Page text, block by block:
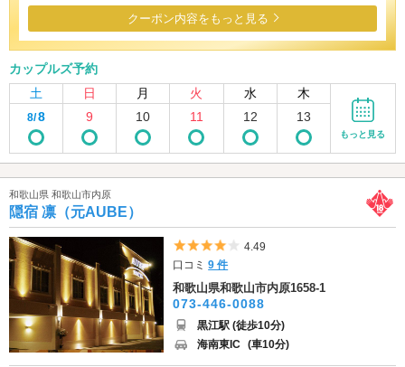
クーポン内容をもっと見る
カップルズ予約
土
日 月 火 水 木
8/8 9 10 11 12 13
もっと見る
和歌山県 和歌山市内原
隠宿 凛（元AUBE）
5つ星のうち4
4.49
口コミ9 件
和歌山県和歌山市内原1658-1
073-446-0088
黒江駅 (徒歩10分)
海南東IC (車10分)